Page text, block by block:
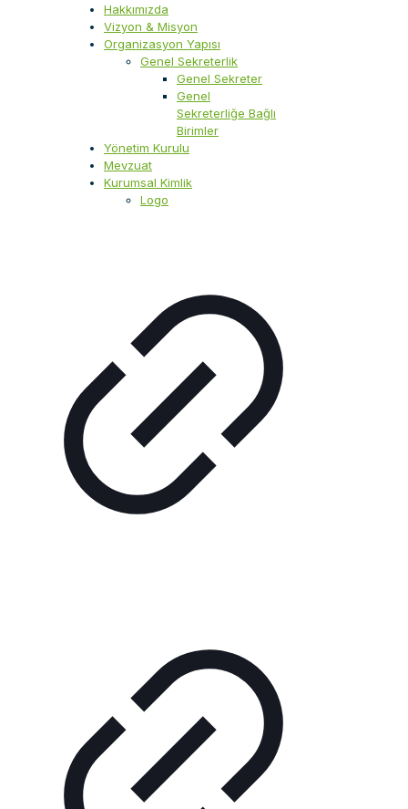
Hakkımızda
Vizyon & Misyon
Organizasyon Yapısı
Genel Sekreterlik
Genel Sekreter
Genel
Sekreterliğe Bağlı
Birimler
Yönetim Kurulu
Mevzuat
Kurumsal Kimlik
Logo